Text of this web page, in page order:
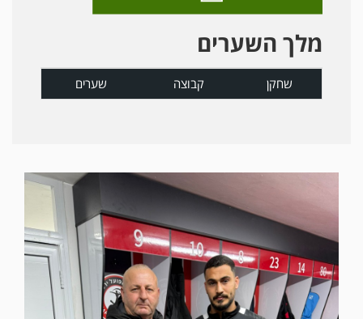
מלך השערים
שחקן קבוצה שערים